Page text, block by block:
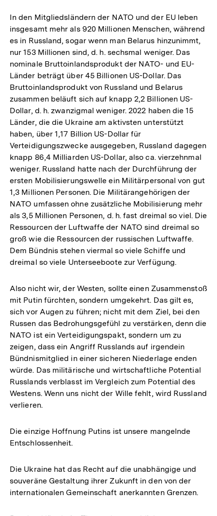
In den Mitgliedsländern der NATO und der EU leben
insgesamt mehr als 920 Millionen Menschen, während
es in Russland, sogar wenn man Belarus hinzunimmt,
nur 153 Millionen sind, d. h. sechsmal weniger. Das
nominale Bruttoinlandsprodukt der NATO- und EU-
Länder beträgt über 45 Billionen US-Dollar. Das
Bruttoinlandsprodukt von Russland und Belarus
zusammen beläuft sich auf knapp 2,2 Billionen US-
Dollar, d. h. zwanzigmal weniger. 2022 haben die 15
Länder, die die Ukraine am aktivsten unterstützt
haben, über 1,17 Billion US-Dollar für
Verteidigungszwecke ausgegeben, Russland dagegen
knapp 86,4 Milliarden US-Dollar, also ca. vierzehnmal
weniger. Russland hatte nach der Durchführung der
ersten Mobilisierungswelle ein Militärpersonal von gut
1,3 Millionen Personen. Die Militärangehörigen der
NATO umfassen ohne zusätzliche Mobilisierung mehr
als 3,5 Millionen Personen, d. h. fast dreimal so viel. Die
Ressourcen der Luftwaffe der NATO sind dreimal so
groß wie die Ressourcen der russischen Luftwaffe.
Dem Bündnis stehen viermal so viele Schiffe und
dreimal so viele Unterseeboote zur Verfügung.
Also nicht wir, der Westen, sollte einen Zusammenstoß
mit Putin fürchten, sondern umgekehrt. Das gilt es,
sich vor Augen zu führen; nicht mit dem Ziel, bei den
Russen das Bedrohungsgefühl zu verstärken, denn die
NATO ist ein Verteidigungspakt, sondern um zu
zeigen, dass ein Angriff Russlands auf irgendein
Bündnismitglied in einer sicheren Niederlage enden
würde. Das militärische und wirtschaftliche Potential
Russlands verblasst im Vergleich zum Potential des
Westens. Wenn uns nicht der Wille fehlt, wird Russland
verlieren.
Die einzige Hoffnung Putins ist unsere mangelnde
Entschlossenheit.
Die Ukraine hat das Recht auf die unabhängige und
souveräne Gestaltung ihrer Zukunft in den von der
internationalen Gemeinschaft anerkannten Grenzen.